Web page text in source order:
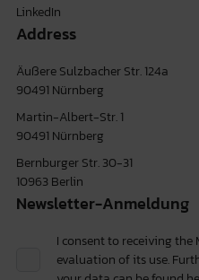
LinkedIn
Address
Äußere Sulzbacher Str. 124a
90491 Nürnberg
Martin-Albert-Str. 1
90491 Nürnberg
Bernburger Str. 30-31
10963 Berlin
Newsletter-Anmeldung
I consent to receiving the
evaluation of its use.